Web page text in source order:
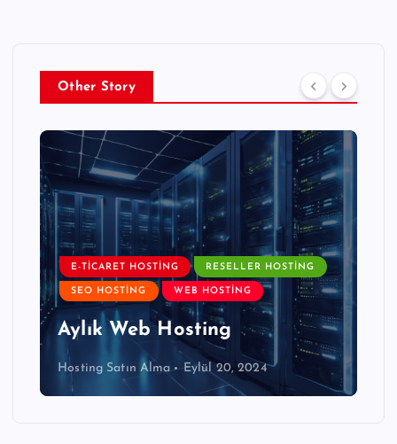
Other Story
E-TICARET HOSTING RESELLER HOSTING
SEO HOSTING WEB HOSTING
Aylık Web Hosting
Hosting Satın Alma Eylül 20, 2024